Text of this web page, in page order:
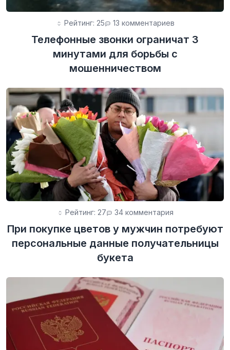
Рейтинг: 25 13 комментариев
Телефонные звонки ограничат 3
минутами для борьбы с
мошенничеством
Рейтинг: 27 34 комментария
При покупке цветов у мужчин потребуют
персональные данные получательницы
букета